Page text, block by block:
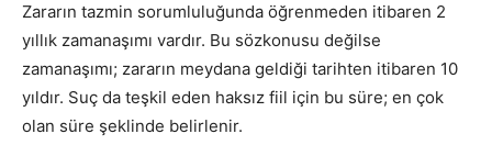
Zararın tazmin sorumluluğunda öğrenmeden itibaren 2
yıllık zamanaşımı vardır. Bu sözkonusu değilse
zamanaşımı; zararın meydana geldiği tarihten itibaren 10
yıldır. Suç da teşkil eden haksız fiil için bu süre; en çok
olan süre şeklinde belirlenir.